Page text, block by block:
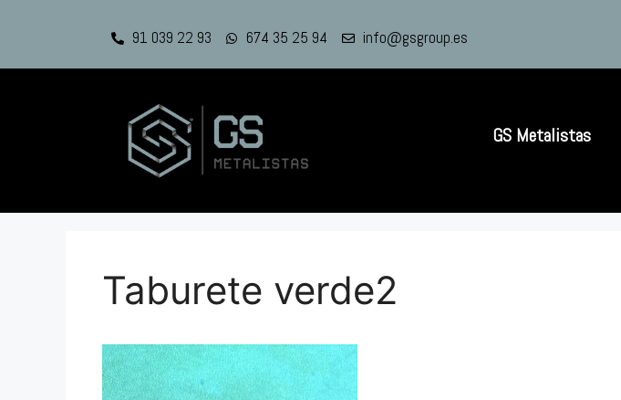
91 039 22 93 674 35 25 94 info@gsgroup.es
GS Metalistas
Taburete verde2